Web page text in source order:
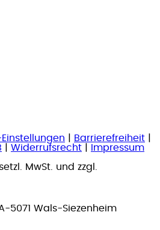
Barrierefreiheit
Widerrufsrecht
Impressum
MwSt. und zzgl.
5071 Wals-Siezenheim